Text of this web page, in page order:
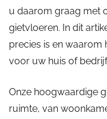
u daarom graag met
gietvloeren. In dit
precies is en waarom
voor uw huis of
Onze hoogwaardige
ruimte, van